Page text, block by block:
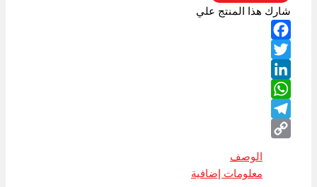
شارك هذا المنتج علي
Facebook
Twitter
LinkedIn
WhatsApp
Telegram
الوصف
معلومات إضافية